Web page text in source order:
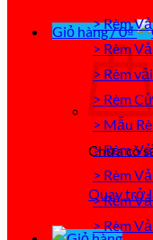
Giỏ hàng /0₫
Chưa có
Quay trở
> Rèm
> Rèm
> Rèm
> Rèm
> Mẫu
> Rèm
> Rèm
> Rèm
> Rèm